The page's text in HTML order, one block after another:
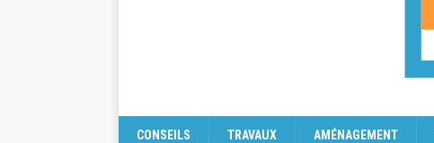
CONSEILS TRAVAUX AMÉNAGEMENT